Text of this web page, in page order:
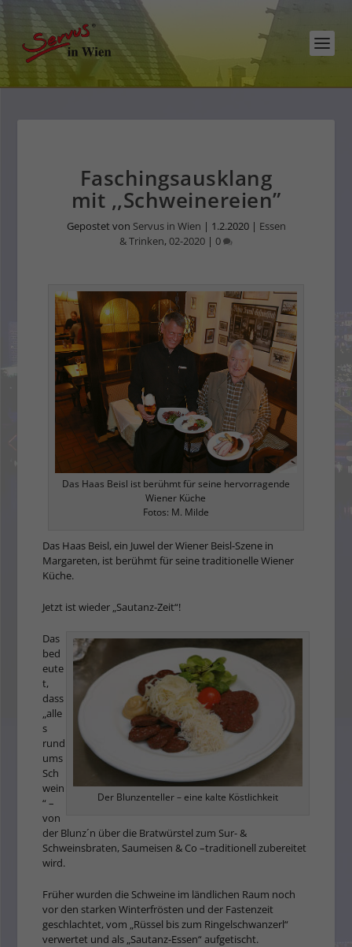
Faschingsausklang
mit ,,Schweinereien”
Gepostet von Servus in Wien | 1.2.2020| Essen
& Trinken,02-2020 | 0
Das Haas Beisl ist berühmt für seine hervorragende
Wiener Küche
Fotos: M. Milde
Das Haas Beisl, ein Juwel der Wie­ner Beisl-Szene in
Margareten, ist berühmt für seine traditionelle Wiener
Küche.
Jetzt ist wieder „Sautanz-Zeit“!
Der Blunzenteller – eine kalte Köstlichkeit
Das
bed
eute
t,
dass
„alle
s
rund
ums
Sch
wein
“ –
von
der Blunz´n über die Bratwürstel zum Sur- &
Schweinsbraten, Saumeisen & Co –traditionell zubereitet
wird.
Früher wurden die Schweine im ländlichen Raum noch
vor den starken Winterfrösten und der Fastenzeit
geschlachtet, vom „Rüssel bis zum Ringelschwanzerl“
verwertet und als „Sautanz-Essen“ auf­getischt.